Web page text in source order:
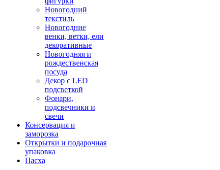
Новогодний
текстиль
Новогодние
венки, ветки, ели
декоративные
Новогодняя и
рождественская
посуда
Декор с LED
подсветкой
Фонари,
подсвечники и
свечи
Консервация и
заморозка
Открытки и подарочная
упаковка
Пасха